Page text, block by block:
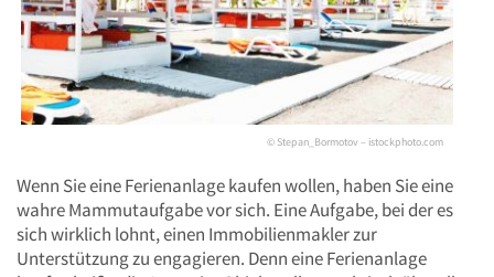
© Stepan_Bormotov – istockphoto.com
Wenn Sie eine Ferienanlage kaufen wollen, haben Sie eine
wahre Mammutaufgabe vor sich. Eine Aufgabe, bei der es
sich wirklich lohnt, einen Immobilienmakler zur
Unterstützung zu engagieren. Denn eine Ferienanlage